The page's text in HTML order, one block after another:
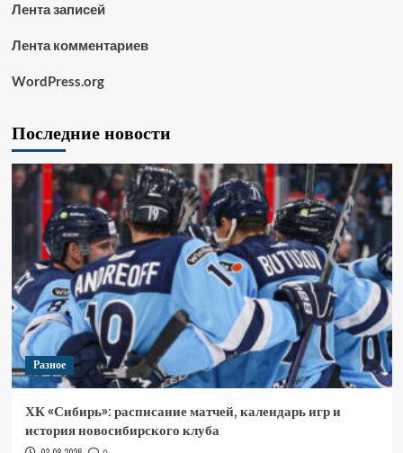
Лента записей
Лента комментариев
WordPress.org
Последние новости
Разное
ХК «Сибирь»: расписание матчей, календарь игр и
история новосибирского клуба